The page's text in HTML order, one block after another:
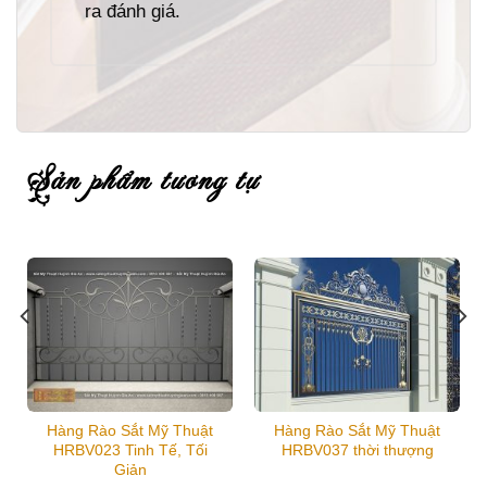
ra đánh giá.
sản phẩm tương tự
Hàng Rào Sắt Mỹ Thuật
HRBV023 Tinh Tế, Tối
Giản
Hàng Rào Sắt Mỹ Thuật
HRBV037 thời thượng